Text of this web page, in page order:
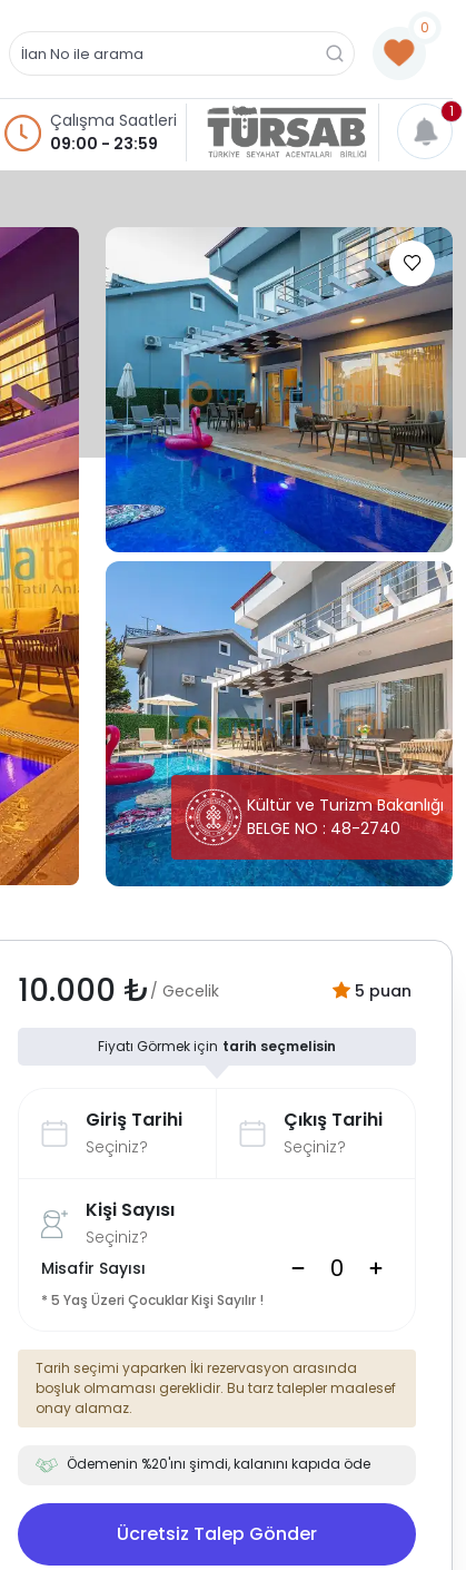
0
Çalışma Saatleri
09:00 - 23:59
1
Kültür ve Turizm Bakanlığı
BELGE NO : 48-2740
10.000 ₺ / Gecelik 5 puan
Fiyatı Görmek için tarih seçmelisin
Giriş Tarihi
Seçiniz?
Çıkış Tarihi
Seçiniz?
Kişi Sayısı
Seçiniz?
Misafir Sayısı
* 5 Yaş Üzeri Çocuklar Kişi Sayılır !
Tarih seçimi yaparken İki rezervasyon arasında
boşluk olmaması gereklidir. Bu tarz talepler maalesef
onay alamaz.
Ödemenin %20'ını şimdi, kalanını kapıda öde
Ücretsiz Talep Gönder